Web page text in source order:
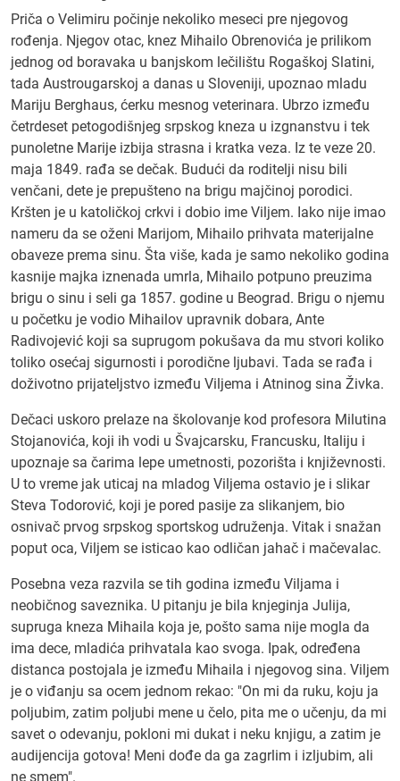
Priča o Velimiru počinje nekoliko meseci pre njegovog
rođenja. Njegov otac, knez Mihailo Obrenovića je prilikom
jednog od boravaka u banjskom lečilištu Rogaškoj Slatini,
tada Austrougarskoj a danas u Sloveniji, upoznao mladu
Mariju Berghaus, ćerku mesnog veterinara. Ubrzo između
četrdeset petogodišnjeg srpskog kneza u izgnanstvu i tek
punoletne Marije izbija strasna i kratka veza. Iz te veze 20.
maja 1849. rađa se dečak. Budući da roditelji nisu bili
venčani, dete je prepušteno na brigu majčinoj porodici.
Kršten je u katoličkoj crkvi i dobio ime Viljem. Iako nije imao
nameru da se oženi Marijom, Mihailo prihvata materijalne
obaveze prema sinu. Šta više, kada je samo nekoliko godina
kasnije majka iznenada umrla, Mihailo potpuno preuzima
brigu o sinu i seli ga 1857. godine u Beograd. Brigu o njemu
u početku je vodio Mihailov upravnik dobara, Ante
Radivojević koji sa suprugom pokušava da mu stvori koliko
toliko osećaj sigurnosti i porodične ljubavi. Tada se rađa i
doživotno prijateljstvo između Viljema i Atninog sina Živka.
Dečaci uskoro prelaze na školovanje kod profesora Milutina
Stojanovića, koji ih vodi u Švajcarsku, Francusku, Italiju i
upoznaje sa čarima lepe umetnosti, pozorišta i književnosti.
U to vreme jak uticaj na mladog Viljema ostavio je i slikar
Steva Todorović, koji je pored pasije za slikanjem, bio
osnivač prvog srpskog sportskog udruženja. Vitak i snažan
poput oca, Viljem se isticao kao odličan jahač i mačevalac.
Posebna veza razvila se tih godina između Viljama i
neobičnog saveznika. U pitanju je bila knjeginja Julija,
supruga kneza Mihaila koja je, pošto sama nije mogla da
ima dece, mladića prihvatala kao svoga. Ipak, određena
distanca postojala je između Mihaila i njegovog sina. Viljem
je o viđanju sa ocem jednom rekao: "On mi da ruku, koju ja
poljubim, zatim poljubi mene u čelo, pita me o učenju, da mi
savet o odevanju, pokloni mi dukat i neku knjigu, a zatim je
audijencija gotova! Meni dođe da ga zagrlim i izljubim, ali
ne smem".